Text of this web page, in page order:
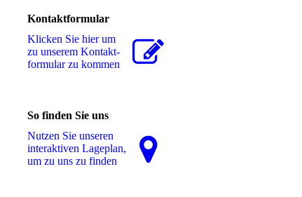
Kontaktformular
Klicken Sie hier um
zu unserem Kon­takt­
for­mu­lar zu kommen
So finden Sie uns
Nutzen Sie unseren
interaktiven La­ge­plan,
um zu uns zu finden